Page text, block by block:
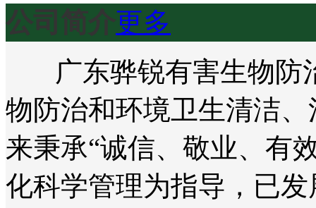
公司简介更多
广东骅锐有害生物防
物防治和环境卫生清洁
来秉承“诚信、敬业、有
化科学管理为指导，已